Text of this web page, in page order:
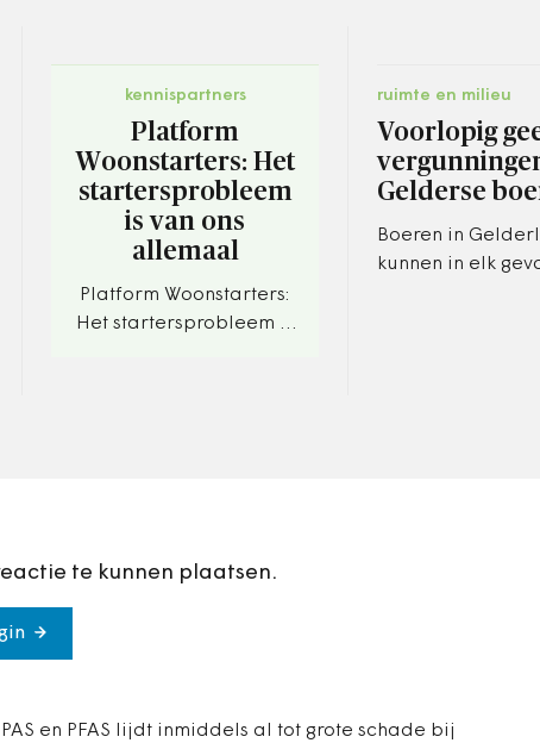
kennispartners
Platform
Woonstarters: Het
startersprobleem
is van ons
allemaal
Platform Woonstarters:
Het startersprobleem is
ruimte en milieu
Voorlopig
Gelderse
Boeren in
kunnen in elk
te kunnen plaatsen.
en PFAS lijdt inmiddels al tot grote schade bij